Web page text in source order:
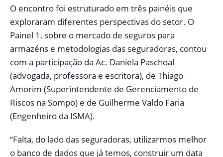
O encontro foi estruturado em três painéis que
exploraram diferentes perspectivas do setor. O
Painel 1, sobre o mercado de seguros para
armazéns e metodologias das seguradoras, contou
com a participação da Ac. Daniela Paschoal
(advogada, professora e escritora), de Thiago
Amorim (Superintendente de Gerenciamento de
Riscos na Sompo) e de Guilherme Valdo Faria
(Engenheiro da ISMA).
“Falta, do lado das seguradoras, utilizarmos melhor
o banco de dados que já temos, construir um data